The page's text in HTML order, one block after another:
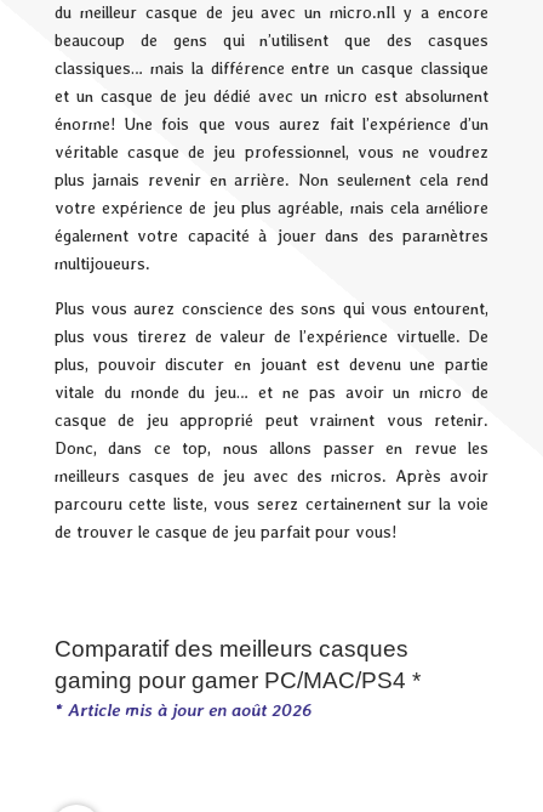
du meilleur casque de jeu avec un micro.nIl y a encore
beaucoup de gens qui n’utilisent que des casques
classiques… mais la différence entre un casque classique
et un casque de jeu dédié avec un micro est absolument
énorme! Une fois que vous aurez fait l’expérience d’un
véritable casque de jeu professionnel, vous ne voudrez
plus jamais revenir en arrière. Non seulement cela rend
votre expérience de jeu plus agréable, mais cela améliore
également votre capacité à jouer dans des paramètres
multijoueurs.
Plus vous aurez conscience des sons qui vous entourent,
plus vous tirerez de valeur de l’expérience virtuelle. De
plus, pouvoir discuter en jouant est devenu une partie
vitale du monde du jeu… et ne pas avoir un micro de
casque de jeu approprié peut vraiment vous retenir.
Donc, dans ce top, nous allons passer en revue les
meilleurs casques de jeu avec des micros. Après avoir
parcouru cette liste, vous serez certainement sur la voie
de trouver le casque de jeu parfait pour vous!
Comparatif des meilleurs casques
gaming pour gamer PC/MAC/PS4 *
* Article mis à jour en août 2026